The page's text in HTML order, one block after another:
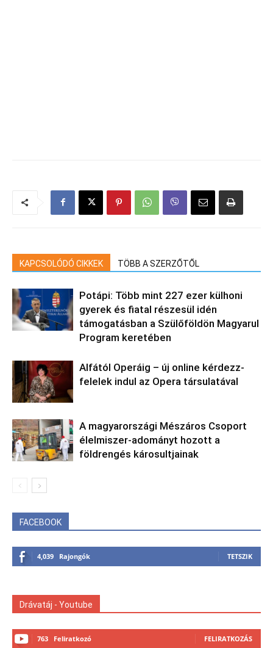
KAPCSOLÓDÓ CIKKEK TÖBB A SZERZŐTŐL
Potápi: Több mint 227 ezer külhoni
gyerek és fiatal részesül idén
támogatásban a Szülőföldön Magyarul
Program keretében
Alfától Operáig – új online kérdezz-
felelek indul az Opera társulatával
A magyarországi Mészáros Csoport
élelmiszer-adományt hozott a
földrengés károsultjainak
FACEBOOK
4,039 Rajongók TETSZIK
Drávatáj - Youtube
763 Feliratkozó FELIRATKOZÁS